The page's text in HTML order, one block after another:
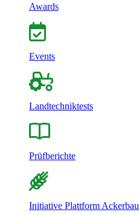
Awards
Events
Landtechniktests
Prüfberichte
Initiative Plattform Ackerbau